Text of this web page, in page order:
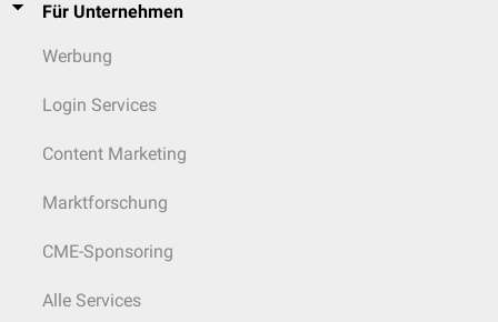
Für Unternehmen
Werbung
Login Services
Content Marketing
Marktforschung
CME-Sponsoring
Alle Services